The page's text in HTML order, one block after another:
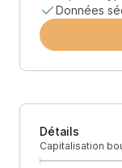
Données
Détails
Capitalisation